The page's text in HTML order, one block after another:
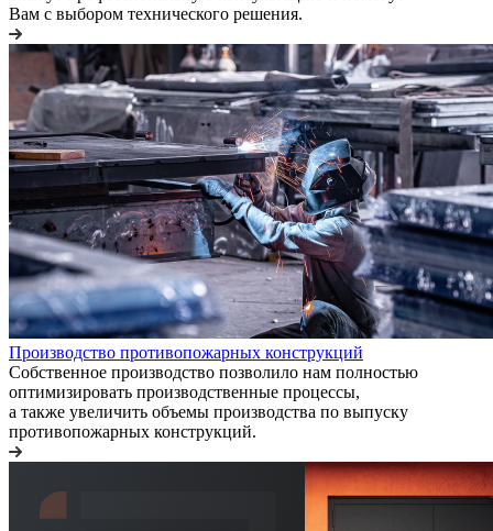
Вам с выбором технического решения.
Производство противопожарных конструкций
Собственное производство позволило нам полностью
оптимизировать производственные процессы,
а также увеличить объемы производства по выпуску
противопожарных конструкций.